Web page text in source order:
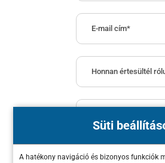
Süti
A hatékony navigáció és bizonyos funkciók
A *-gal megjelölt mezők